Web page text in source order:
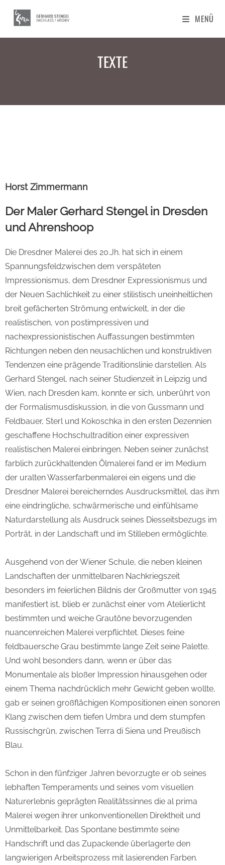
MENÜ
TEXTE
Horst Zimmermann
Der Maler Gerhard Stengel in Dresden
und Ahrenshoop
Die Dresdner Malerei des 20.Jh. hat sich in einem
Spannungsfeldzwischen dem verspäteten
Impressionismus, dem Dresdner Expressionismus und
der Neuen Sachlichkeit zu einer stilistisch uneinheitlichen
breit gefächerten Strömung entwickelt, in der die
realistischen, von postimpressiven und
nachexpressionistischen Auffassungen bestimmten
Richtungen neben den neusachlichen und konstruktiven
Tendenzen eine prägende Traditionslinie darstellen. Als
Gerhard Stengel, nach seiner Studienzeit in Leipzig und
Wien, nach Dresden kam, konnte er sich, unberührt von
der Formalismusdiskussion, in die von Gussmann und
Feldbauer, Sterl und Kokoschka in den ersten Dezennien
geschaffene Hochschultradition einer expressiven
realistischen Malerei einbringen. Neben seiner zunächst
farblich zurückhaltenden Ölmalerei fand er im Medium
der uralten Wasserfarbenmalerei ein eigens und die
Dresdner Malerei bereicherndes Ausdrucksmittel, das ihm
eine eindringliche, schwärmerische und einfühlsame
Naturdarstellung als Ausdruck seines Diesseitsbezugs im
Porträt, in der Landschaft und im Stilleben ermöglichte.
Ausgehend von der Wiener Schule, die neben kleinen
Landschaften der unmittelbaren Nachkriegszeit
besonders im feierlichen Bildnis der Großmutter von 1945
manifestiert ist, blieb er zunächst einer vom Atelierlicht
bestimmten und weiche Grautöne bevorzugenden
nuancenreichen Malerei verpflichtet. Dieses feine
feldbauersche Grau bestimmte lange Zeit seine Palette.
Und wohl besonders dann, wenn er über das
Monumentale als bloßer Impression hinausgehen oder
einem Thema nachdrücklich mehr Gewicht geben wollte,
gab er seinen großflächigen Kompositionen einen sonoren
Klang zwischen dem tiefen Umbra und dem stumpfen
Russischgrün, zwischen Terra di Siena und Preußisch
Blau.
Schon in den fünfziger Jahren bevorzugte er ob seines
lebhaften Temperaments und seines vom visuellen
Naturerlebnis geprägten Realitätssinnes die al prima
Malerei wegen ihrer unkonventionellen Direktheit und
Unmittelbarkeit. Das Spontane bestimmte seine
Handschrift und das Zupackende überlagerte den
langwierigen Arbeitsprozess mit lasierenden Farben.